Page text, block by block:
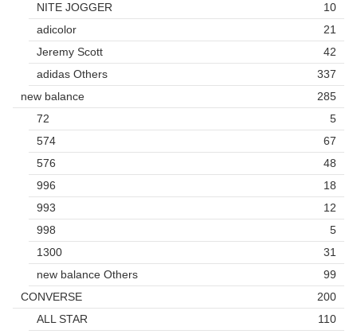
NITE JOGGER
10
adicolor
21
Jeremy Scott
42
adidas Others
337
new balance
285
72
5
574
67
576
48
996
18
993
12
998
5
1300
31
new balance Others
99
CONVERSE
200
ALL STAR
110